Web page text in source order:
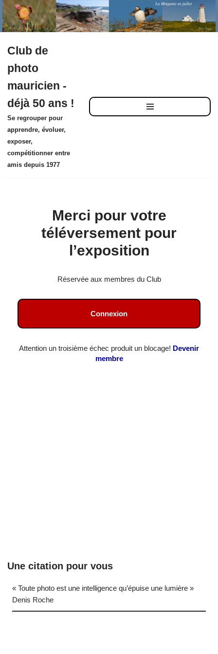
au
contenu
Club de
photo
mauricien -
déjà 50 ans !
Se regrouper pour
apprendre, évoluer,
exposer,
compétitionner entre
amis depuis 1977
Merci pour votre
téléversement pour
l’exposition
Réservée aux membres du Club
Connexion
Attention un troisième échec produit un blocage! Devenir
membre
Une citation pour vous
« Toute photo est une intelligence qu’épuise une lumière »
Denis Roche